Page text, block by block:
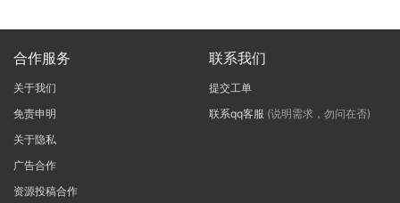
合作服务
关于我们
免责申明
关于隐私
广告合作
资源投稿合作
联系我们
提交工单
联系qq客服 (说明需求，勿问在否)